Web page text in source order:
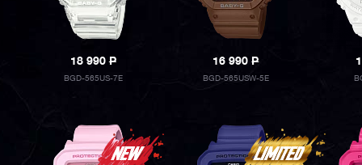
18 990P
BGD-565US-7E
16 990P
BGD-565USW-5E